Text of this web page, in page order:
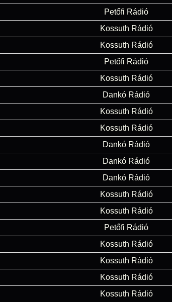
Petőfi Rádió
Kossuth Rádió
Kossuth Rádió
Petőfi Rádió
Kossuth Rádió
Dankó Rádió
Kossuth Rádió
Kossuth Rádió
Dankó Rádió
Dankó Rádió
Dankó Rádió
Kossuth Rádió
Kossuth Rádió
Petőfi Rádió
Kossuth Rádió
Kossuth Rádió
Kossuth Rádió
Kossuth Rádió